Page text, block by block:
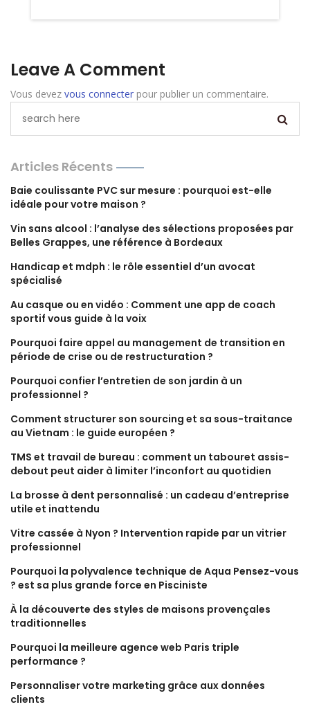
Leave A Comment
Vous devez vous connecter pour publier un commentaire.
Articles Récents
Baie coulissante PVC sur mesure : pourquoi est-elle
idéale pour votre maison ?
Vin sans alcool : l’analyse des sélections proposées par
Belles Grappes, une référence à Bordeaux
Handicap et mdph : le rôle essentiel d’un avocat
spécialisé
Au casque ou en vidéo : Comment une app de coach
sportif vous guide à la voix
Pourquoi faire appel au management de transition en
période de crise ou de restructuration ?
Pourquoi confier l’entretien de son jardin à un
professionnel ?
Comment structurer son sourcing et sa sous-traitance
au Vietnam : le guide européen ?
TMS et travail de bureau : comment un tabouret assis-
debout peut aider à limiter l’inconfort au quotidien
La brosse à dent personnalisé : un cadeau d’entreprise
utile et inattendu
Vitre cassée à Nyon ? Intervention rapide par un vitrier
professionnel
Pourquoi la polyvalence technique de Aqua Pensez-vous
? est sa plus grande force en Pisciniste
À la découverte des styles de maisons provençales
traditionnelles
Pourquoi la meilleure agence web Paris triple
performance ?
Personnaliser votre marketing grâce aux données
clients